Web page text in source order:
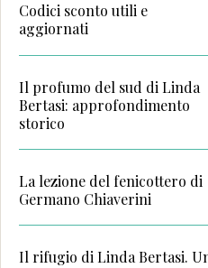
Codici sconto utili e
aggiornati
Il profumo del sud di Linda
Bertasi: approfondimento
storico
La lezione del fenicottero di
Germano Chiaverini
Il rifugio di Linda Bertasi.